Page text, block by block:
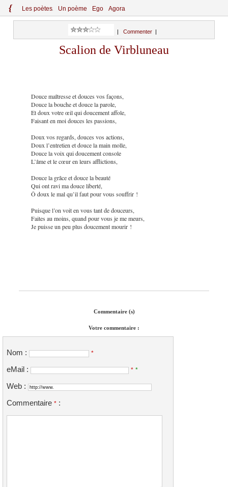
{ Les poètes Un poème Ego Agora
Commenter
Scalion de Virbluneau
Douce maîtresse et douces vos façons,
Douce la bouche et douce la parole,
Et doux votre œil qui doucement affole,
Faisant en moi douces les passions,
Doux vos regards, douces vos actions,
Doux l’entretien et douce la main molle,
Douce la voix qui doucement console
L’âme et le cœur en leurs afflictions,
Douce la grâce et douce la beauté
Qui ont ravi ma douce liberté,
Ô doux le mal qu’il faut pour vous souffrir !
Puisque l’on voit en vous tant de douceurs,
Faites au moins, quand pour vous je me meurs,
Je puisse un peu plus doucement mourir !
Commentaire (s)
Votre commentaire :
Nom : *
eMail : * *
Web :
Commentaire * :